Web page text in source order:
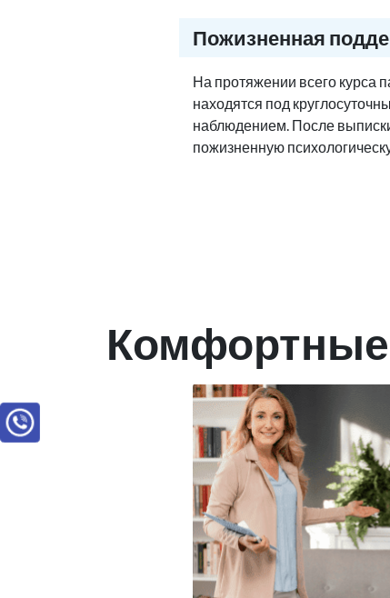
Пожизненная
На протяжении всего курса
находятся под
наблюдением. После
пожизненную
Комфортные